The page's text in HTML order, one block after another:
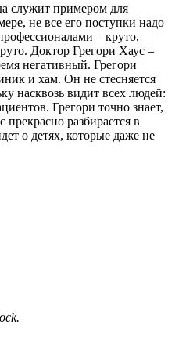
служит примером для
не все его поступки надо
– круто,
Доктор Грегори Хаус –
негативный. Грегори
и хам. Он не стесняется
насквозь видит всех людей:
Грегори точно знает,
разбирается в
о детях, которые даже не